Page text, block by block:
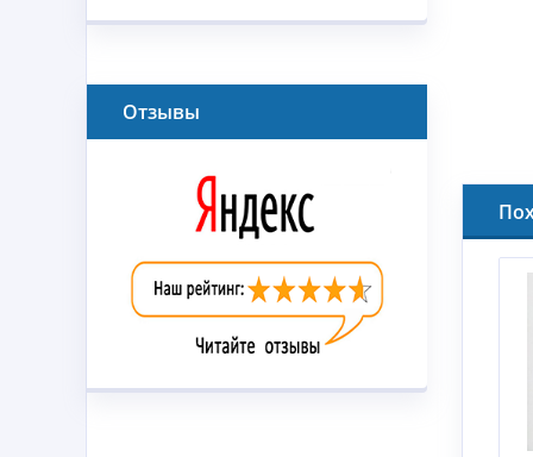
Отзывы